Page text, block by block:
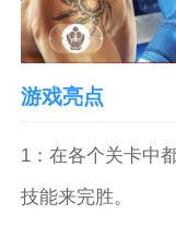
游戏亮点
1：在各个关卡中
技能来完胜。